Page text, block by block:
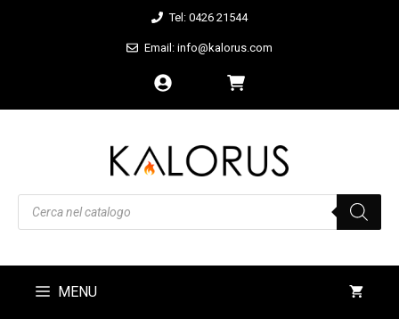
Tel: 0426 21544
Email: info@kalorus.com
Products
search
MENU